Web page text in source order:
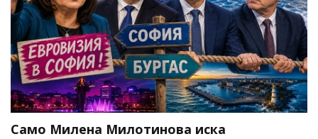
Само Милена Милотинова иска